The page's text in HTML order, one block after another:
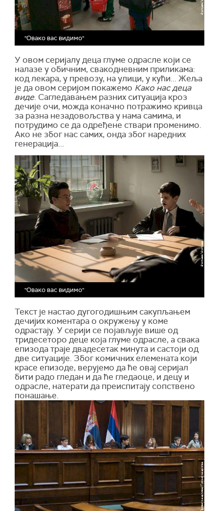
"Овако вас видимо"
У овом серијалу деца глуме одрасле који се
налазе у обичним, свакодневним приликама:
код лекара, у превозу, на улици, у кући... Жеља
је да овом серијом покажемо Како нас деца
виде. Сагледавањем разних ситуација кроз
дечије очи, можда коначно потражимо кривца
за разна незадовољства у нама самима, и
потрудимо се да одређене ствари променимо.
Ако не због нас самих, онда због наредних
генерација...
"Овако вас видимо"
Текст је настао дугогодишњим сакупљањем
дечијих коментара о окружењу у коме
одрастају. У серији се појављује више од
тридесеторо деце која глуме одрасле, а свака
епизода траје двадесетак минута и састоји од
две ситуације. Због комичних елемената који
красе епизоде, верујемо да ће овај серијал
бити радо гледан и да ће гледаоце, и децу и
одрасле, натерати да преиспитају сопствено
понашање.